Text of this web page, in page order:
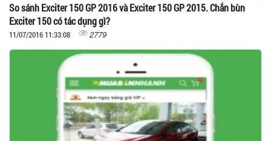
So sánh Exciter 150 GP 2016 và Exciter 150 GP 2015. Chắn bùn
Exciter 150 có tác dụng gì?
11/07/2016 11:33:08 2779